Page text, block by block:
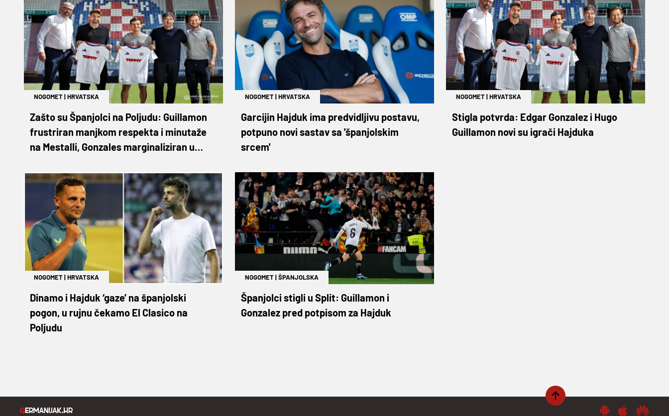
NOGOMET|HRVATSKA
Zašto su Španjolci na Poljudu: Guillamon
frustriran manjkom respekta i minutaže
na Mestalli, Gonzales marginaliziran u
NOGOMET|HRVATSKA
Garcijin Hajduk ima predvidljivu postavu,
potpuno novi sastav sa 'španjolskim
srcem'
NOGOMET|HRVATSKA
Stigla potvrda: Edgar Gonzalez i Hugo
Guillamon novi su igrači Hajduka
NOGOMET|HRVATSKA
Dinamo i Hajduk ‘gaze’ na španjolski
pogon, u rujnu čekamo El Clasico na
Poljudu
NOGOMET|ŠPANJOLSKA
Španjolci stigli u Split: Guillamon i
Gonzalez pred potpisom za Hajduk